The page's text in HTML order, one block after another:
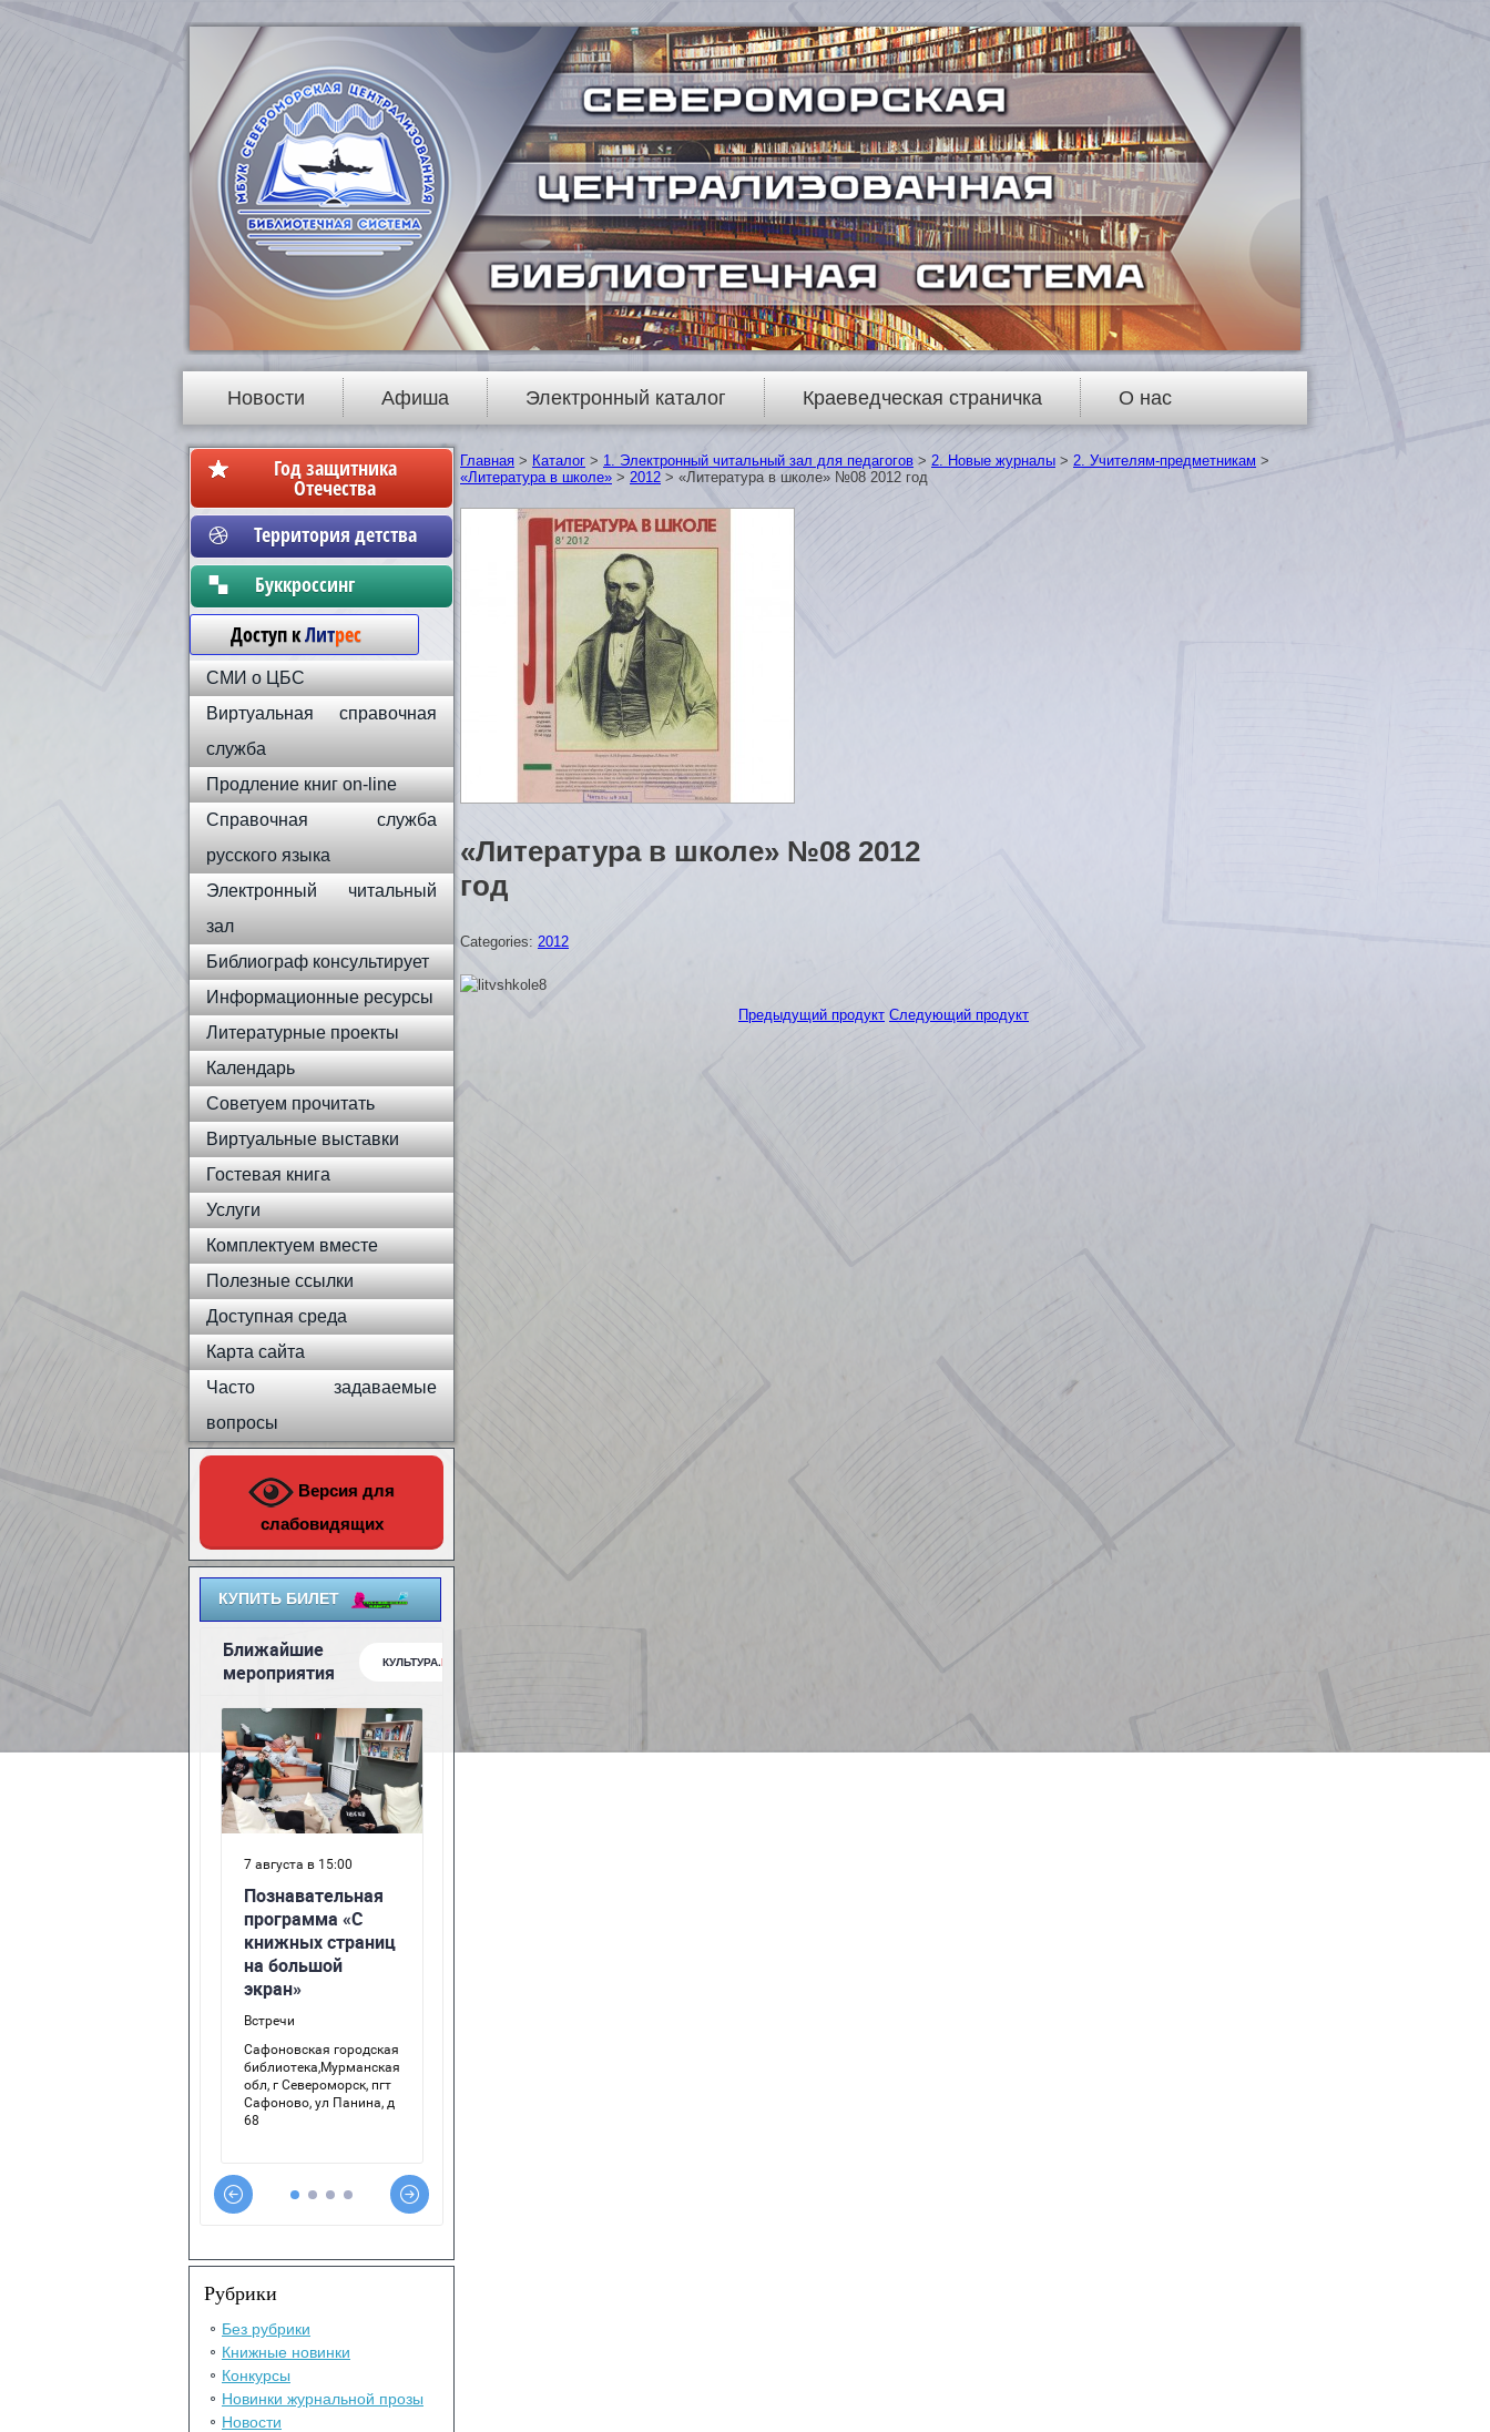
Новости Афиша Электронный каталог Краеведческая страничка О нас
Год защитника
Отечества
Территория детства
Бyккpoccинг
Доступ кЛитрес
СМИ о ЦБС
Виртуальная справочная
служба
Продление книг on-line
Справочная служба
русского языка
Электронный читальный
зал
Библиограф консультирует
Информационные ресурсы
Литературные проекты
Календарь
Советуем прочитать
Виртуальные выставки
Гостевая книга
Услуги
Комплектуем вместе
Полезные ссылки
Доступная среда
Карта сайта
Часто задаваемые
вопросы
Версия для
слабовидящих
КУПИТЬ БИЛЕТ
Рубрики
Без рубрики
Книжные новинки
Конкурсы
Новинки журнальной прозы
Новости
Главная > Каталог > 1. Электронный читальный зал для педагогов > 2. Новые журналы > 2. Учителям-предметникам >
«Литература в школе» > 2012 > «Литература в школе» №08 2012 год
«Литература в школе» №08 2012
год
Categories: 2012
Предыдущий продукт Следующий продукт